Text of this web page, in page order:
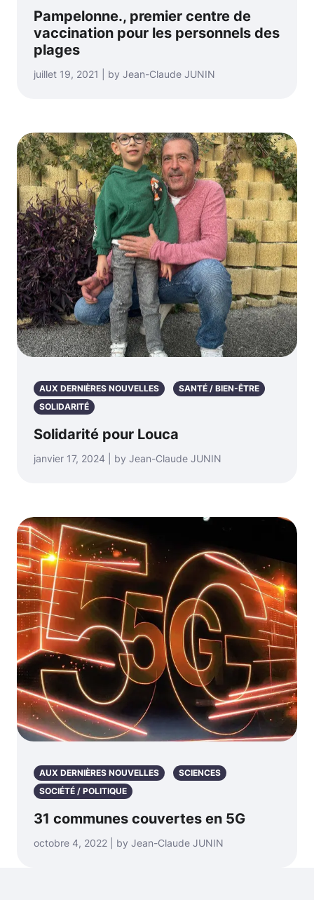
Pampelonne., premier centre de
vaccination pour les personnels des
plages
juillet 19, 2021 | by Jean-Claude JUNIN
AUX DERNIÈRES NOUVELLES
SANTÉ / BIEN-ÊTRE
SOLIDARITÉ
Solidarité pour Louca
janvier 17, 2024 | by Jean-Claude JUNIN
AUX DERNIÈRES NOUVELLES
SCIENCES
SOCIÉTÉ / POLITIQUE
31 communes couvertes en 5G
octobre 4, 2022 | by Jean-Claude JUNIN